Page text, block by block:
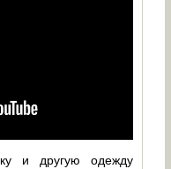
и другую одежду